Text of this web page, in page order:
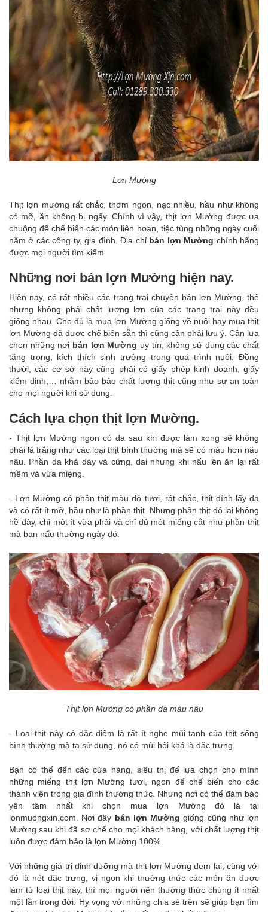
Lợn Mường
Thịt lợn mường rất chắc, thơm ngon, nạc nhiều, hầu như không
có mỡ, ăn không bị ngấy. Chính vì vậy, thịt lợn Mường được ưa
chuộng để chế biến các món liên hoan, tiệc tùng những ngày cuối
năm ở các công ty, gia đình. Địa chỉ bán lợn Mường chính hãng
được mọi người tìm kiếm
Những nơi bán lợn Mường hiện nay.
Hiện nay, có rất nhiều các trang trại chuyên bán lợn Mường, thế
nhưng không phải chất lượng lợn của các trang trại này đều
giống nhau. Cho dù là mua lợn Mường giống về nuôi hay mua thịt
lợn Mường đã được chế biến sẵn thì cũng cần phải lưu ý. Cần lựa
chọn những nơi bán lợn Mường uy tín, không sử dụng các chất
tăng trọng, kích thích sinh trưởng trong quá trình nuôi. Đồng
thười, các cơ sở này cũng phải có giấy phép kinh doanh, giấy
kiểm định,… nhằm bảo bảo chất lượng thịt cũng như sự an toàn
cho mọi người khi sử dụng.
Cách lựa chọn thịt lợn Mường.
- Thịt lợn Mường ngon có da sau khi được làm xong sẽ không
phải là trắng như các loại thịt bình thường mà sẽ có màu hơn nâu
nâu. Phần da khá dày và cứng, dai nhưng khi nấu lên ăn lại rất
mềm và vừa miệng.
- Lợn Mường có phần thịt màu đỏ tươi, rất chắc, thịt dính lấy da
và có rất ít mỡ, hầu như là phần thịt. Nhưng phần thịt đó lại không
hề dày, chỉ một ít vừa phải và chỉ đủ một miếng cắt như phần thịt
mà bạn nấu thường ngày đó.
Thịt lợn Mường có phần da màu nâu
- Loại thịt này có đặc điểm là rất ít nghe mùi tanh của thịt sống
bình thường mà ta sử dụng, nó có mùi hôi khá là đặc trưng.
Bạn có thể đến các cửa hàng, siêu thị để lựa chọn cho mình
những miếng thịt lợn Mường tươi, ngon để chế biến cho các
thành viên trong gia đình thưởng thức. Nhưng nơi có thể đảm bảo
yên tâm nhất khi chọn mua lợn Mường đó là tại
lonmuongxin.com. Nơi đây bán lợn Mường giống cũng như lợn
Mường sau khi đã sơ chế cho mọi khách hàng, với chất lượng thịt
luôn được đảm bảo là lợn Mường 100%.
Với những giá trị dinh dưỡng mà thịt lợn Mường đem lại, cùng với
đó là nét đặc trưng, vị ngon khi thưởng thức các món ăn được
làm từ loại thịt này, thì mọi người nên thưởng thức chúng ít nhất
một lần trong đời. Hy vọng với những chia sẻ trên sẽ giúp bạn tìm